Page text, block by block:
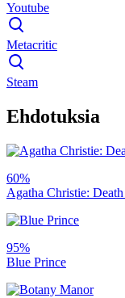
Youtube
Metacritic
Steam
Ehdotuksia
60%
Agatha Christie:
95%
Blue Prince